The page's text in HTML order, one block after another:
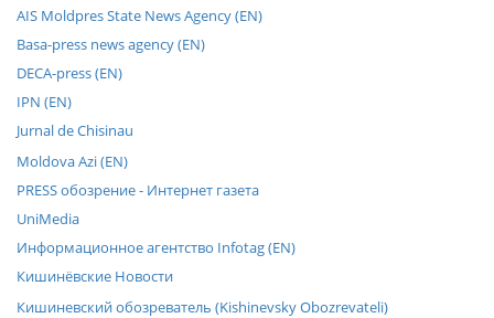
AIS Moldpres State News Agency (EN)
Basa-press news agency (EN)
DECA-press (EN)
IPN (EN)
Jurnal de Chisinau
Moldova Azi (EN)
PRESS обозрение - Интернет газета
UniMedia
Информационное агентство Infotag (EN)
Кишинёвские Новости
Кишиневский обозреватель (Kishinevsky Obozrevateli)